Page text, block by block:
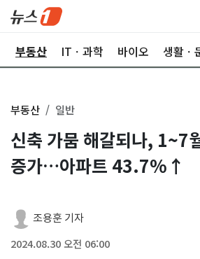
부동산 ITㆍ과학 바이오 생활ㆍ
부동산 일반
신축 가뭄 해갈되나, 1~7
증가…아파트 43.7%↑
조용훈 기자
2024.08.30 오전 06:00